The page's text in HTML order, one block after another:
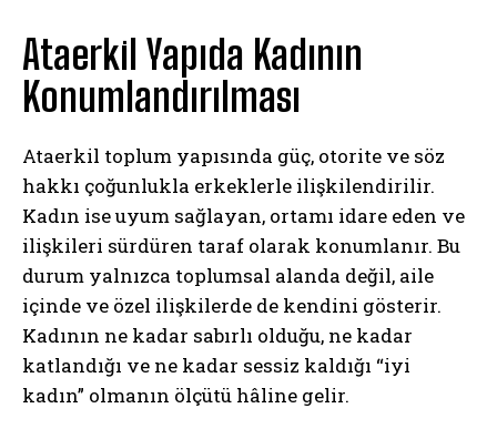
Ataerkil Yapıda Kadının
Konumlandırılması
Ataerkil toplum yapısında güç, otorite ve söz
hakkı çoğunlukla erkeklerle ilişkilendirilir.
Kadın ise uyum sağlayan, ortamı idare eden ve
ilişkileri sürdüren taraf olarak konumlanır. Bu
durum yalnızca toplumsal alanda değil, aile
içinde ve özel ilişkilerde de kendini gösterir.
Kadının ne kadar sabırlı olduğu, ne kadar
katlandığı ve ne kadar sessiz kaldığı “iyi
kadın” olmanın ölçütü hâline gelir.